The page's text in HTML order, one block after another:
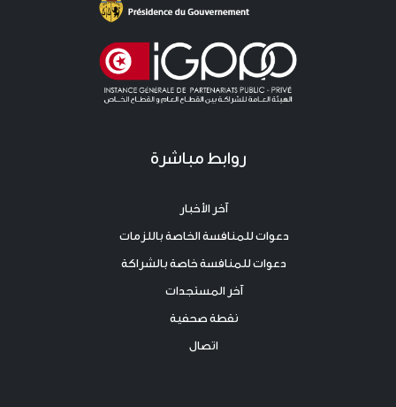
روابط مباشرة
آخر الأخبار
دعوات للمنافسة الخاصة باللزمات
دعوات للمنافسة خاصة بالشراكة
آخر المستجدات
نقطة صحفية
اتصال